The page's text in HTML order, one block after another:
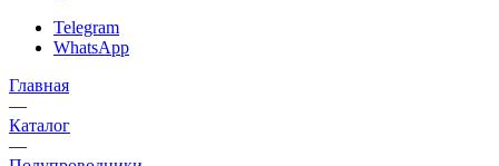
Telegram
WhatsApp
Главная
—
Каталог
—